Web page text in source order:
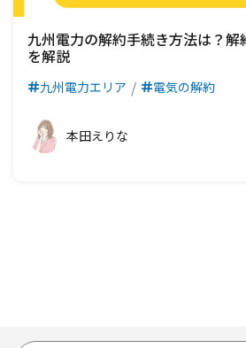
九州電力の解約手続き方法は？
を解説
九州電力エリア 電気の解約
本田えりな